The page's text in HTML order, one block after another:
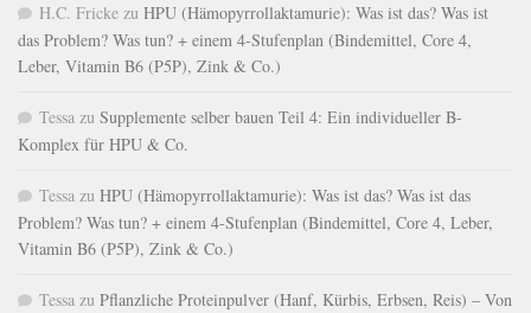
H.C. Fricke zu HPU (Hämopyrrollaktamurie): Was ist das? Was ist
das Problem? Was tun? + einem 4-Stufenplan (Bindemittel, Core 4,
Leber, Vitamin B6 (P5P), Zink & Co.)
Tessa zu Supplemente selber bauen Teil 4: Ein individueller B-
Komplex für HPU & Co.
Tessa zu HPU (Hämopyrrollaktamurie): Was ist das? Was ist das
Problem? Was tun? + einem 4-Stufenplan (Bindemittel, Core 4, Leber,
Vitamin B6 (P5P), Zink & Co.)
Tessa zu Pflanzliche Proteinpulver (Hanf, Kürbis, Erbsen, Reis) – Von